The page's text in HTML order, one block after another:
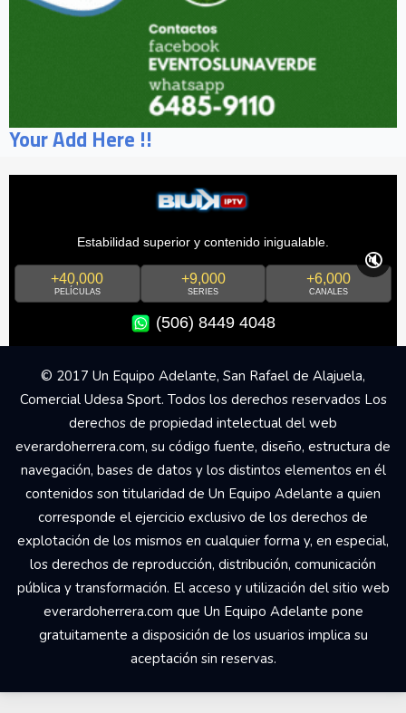
Your Add Here !!
Estabilidad superior y contenido inigualable.
+40,000
PELÍCULAS
+9,000
SERIES
+6,000
CANALES
(506) 8449 4048
🔇
© 2017 Un Equipo Adelante, San Rafael de Alajuela,
Comercial Udesa Sport. Todos los derechos reservados Los
derechos de propiedad intelectual del web
everardoherrera.com, su código fuente, diseño, estructura de
navegación, bases de datos y los distintos elementos en él
contenidos son titularidad de Un Equipo Adelante a quien
corresponde el ejercicio exclusivo de los derechos de
explotación de los mismos en cualquier forma y, en especial,
los derechos de reproducción, distribución, comunicación
pública y transformación. El acceso y utilización del sitio web
everardoherrera.com que Un Equipo Adelante pone
gratuitamente a disposición de los usuarios implica su
aceptación sin reservas.